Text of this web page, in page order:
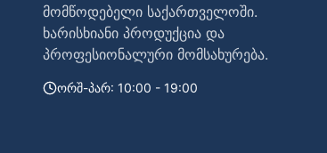
მომწოდებელი საქართველოში.
ხარისხიანი პროდუქცია და
პროფესიონალური მომსახურება.
ორშ-პარ: 10:00 - 19:00